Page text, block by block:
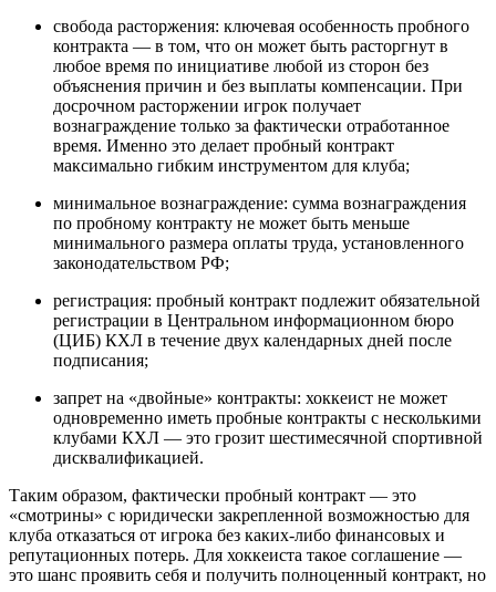
свобода расторжения: ключевая особенность пробного
контракта — в том, что он может быть расторгнут в
любое время по инициативе любой из сторон без
объяснения причин и без выплаты компенсации. При
досрочном расторжении игрок получает
вознаграждение только за фактически отработанное
время. Именно это делает пробный контракт
максимально гибким инструментом для клуба;
минимальное вознаграждение: сумма вознаграждения
по пробному контракту не может быть меньше
минимального размера оплаты труда, установленного
законодательством РФ;
регистрация: пробный контракт подлежит обязательной
регистрации в Центральном информационном бюро
(ЦИБ) КХЛ в течение двух календарных дней после
подписания;
запрет на «двойные» контракты: хоккеист не может
одновременно иметь пробные контракты с несколькими
клубами КХЛ — это грозит шестимесячной спортивной
дисквалификацией.
Таким образом, фактически пробный контракт — это
«смотрины» с юридически закрепленной возможностью для
клуба отказаться от игрока без каких-либо финансовых и
репутационных потерь. Для хоккеиста такое соглашение —
это шанс проявить себя и получить полноценный контракт, но